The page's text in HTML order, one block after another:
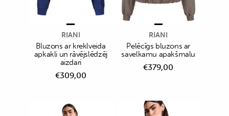
RIANI
Bluzons ar kreklveida
apkakli un rāvējslēdzēj
aizdari
€309,00
RIANI
Pelēcīgs bluzons ar
savelkamu apakšmalu
€379,00